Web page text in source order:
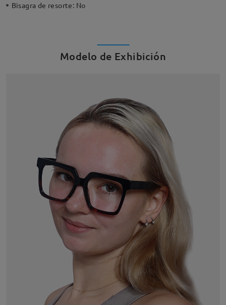
Bisagra de resorte: No
Modelo de Exhibición